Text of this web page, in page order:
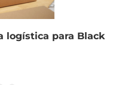
logística para Black